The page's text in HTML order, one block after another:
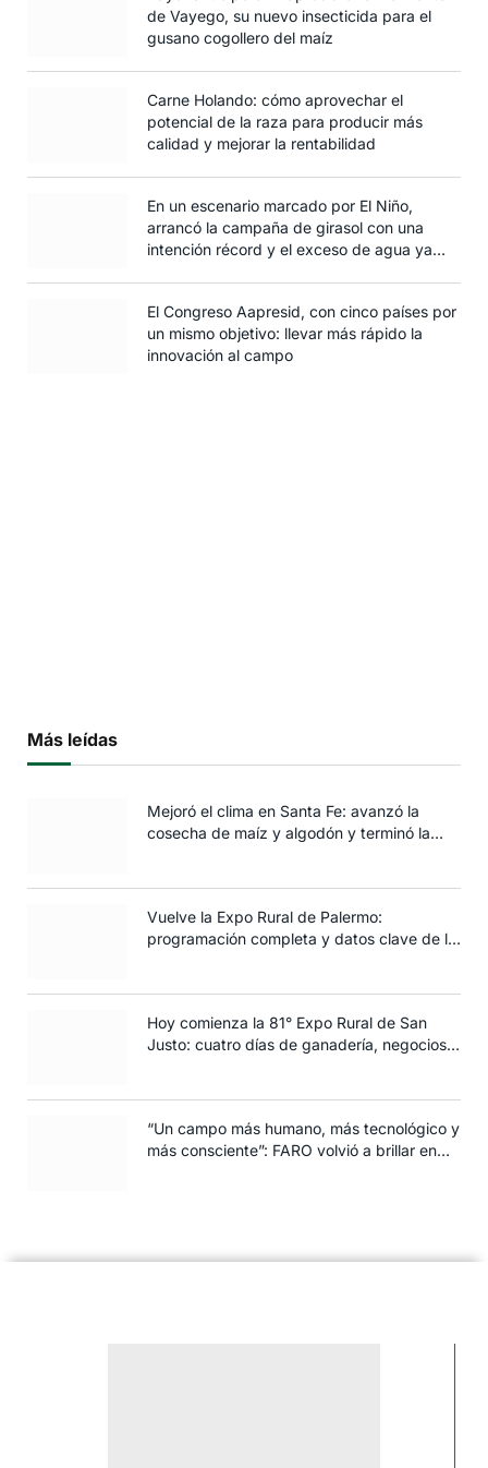
de Vayego, su nuevo insecticida para el
gusano cogollero del maíz
Carne Holando: cómo aprovechar el
potencial de la raza para producir más
calidad y mejorar la rentabilidad
En un escenario marcado por El Niño,
arrancó la campaña de girasol con una
intención récord y el exceso de agua ya
El Congreso Aapresid, con cinco países por
un mismo objetivo: llevar más rápido la
innovación al campo
Más leídas
Mejoró el clima en Santa Fe: avanzó la
cosecha de maíz y algodón y terminó la
Vuelve la Expo Rural de Palermo:
programación completa y datos clave de la
Hoy comienza la 81° Expo Rural de San
Justo: cuatro días de ganadería, negocios y
“Un campo más humano, más tecnológico y
más consciente”: FARO volvió a brillar en